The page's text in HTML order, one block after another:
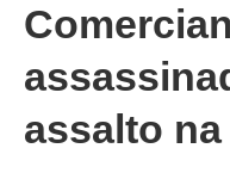
assalto